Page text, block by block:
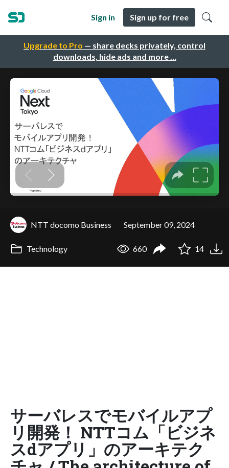
Upgrade to Pro — share decks privately, control
downloads, hide ads and more …
Sign in Sign up for free
NTT docomo Business September 09, 2024
Technology 660 14
サーバレスでモバイルアプ
リ開発！ NTTコム「ビジネ
スdアプリ」のアーキテク